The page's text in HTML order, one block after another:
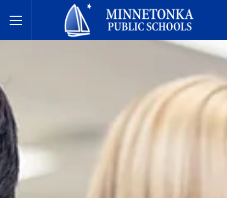
Toggle Menu
בתי הספר הציבוריים של מינטונקה